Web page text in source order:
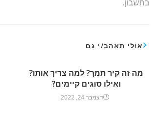
בחשבון.
אולי תאהב/י גם
מה זה קיר תמך? למה צריך אותו?
ואילו סוגים קיימים?
דצמבר 24, 2022